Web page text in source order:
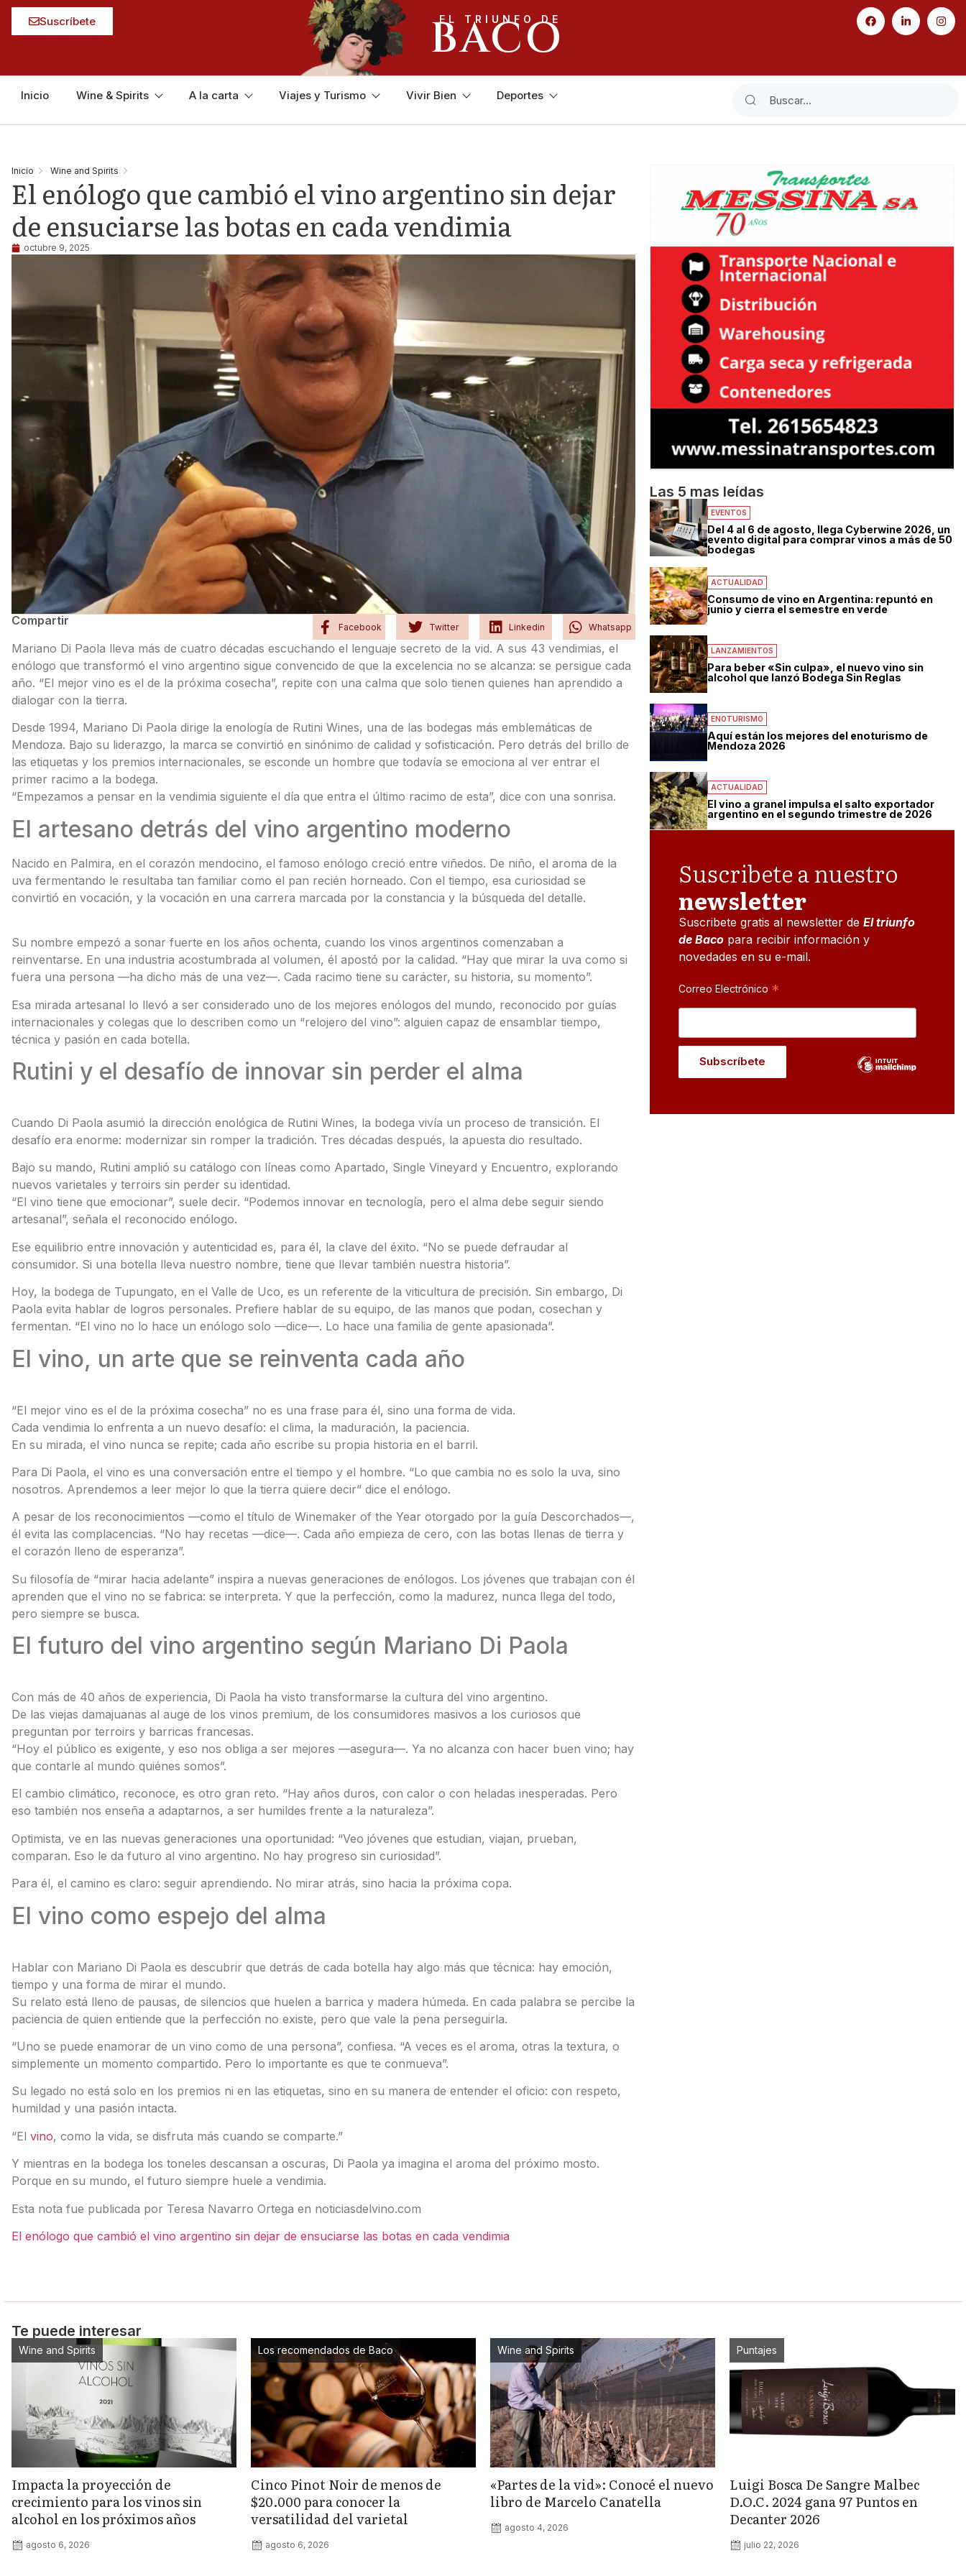
Suscríbete EL TRIUNFO DE
BACO
Inicio Wine & Spirits A la carta Viajes y Turismo Vivir Bien Deportes
Inicio Wine and Spirits
El enólogo que cambió el vino argentino sin dejar
de ensuciarse las botas en cada vendimia
octubre 9, 2025
Compartir Facebook Twitter Linkedin Whatsapp
Mariano Di Paola lleva más de cuatro décadas escuchando el lenguaje secreto de la vid. A sus 43 vendimias, el
enólogo que transformó el vino argentino sigue convencido de que la excelencia no se alcanza: se persigue cada
año. “El mejor vino es el de la próxima cosecha”, repite con una calma que solo tienen quienes han aprendido a
dialogar con la tierra.
Desde 1994, Mariano Di Paola dirige la enología de Rutini Wines, una de las bodegas más emblemáticas de
Mendoza. Bajo su liderazgo, la marca se convirtió en sinónimo de calidad y sofisticación. Pero detrás del brillo de
las etiquetas y los premios internacionales, se esconde un hombre que todavía se emociona al ver entrar el
primer racimo a la bodega.
“Empezamos a pensar en la vendimia siguiente el día que entra el último racimo de esta”, dice con una sonrisa.
El artesano detrás del vino argentino moderno
Nacido en Palmira, en el corazón mendocino, el famoso enólogo creció entre viñedos. De niño, el aroma de la
uva fermentando le resultaba tan familiar como el pan recién horneado. Con el tiempo, esa curiosidad se
convirtió en vocación, y la vocación en una carrera marcada por la constancia y la búsqueda del detalle.
Su nombre empezó a sonar fuerte en los años ochenta, cuando los vinos argentinos comenzaban a
reinventarse. En una industria acostumbrada al volumen, él apostó por la calidad. “Hay que mirar la uva como si
fuera una persona —ha dicho más de una vez—. Cada racimo tiene su carácter, su historia, su momento”.
Esa mirada artesanal lo llevó a ser considerado uno de los mejores enólogos del mundo, reconocido por guías
internacionales y colegas que lo describen como un “relojero del vino”: alguien capaz de ensamblar tiempo,
técnica y pasión en cada botella.
Rutini y el desafío de innovar sin perder el alma
Cuando Di Paola asumió la dirección enológica de Rutini Wines, la bodega vivía un proceso de transición. El
desafío era enorme: modernizar sin romper la tradición. Tres décadas después, la apuesta dio resultado.
Bajo su mando, Rutini amplió su catálogo con líneas como Apartado, Single Vineyard y Encuentro, explorando
nuevos varietales y terroirs sin perder su identidad.
“El vino tiene que emocionar”, suele decir. “Podemos innovar en tecnología, pero el alma debe seguir siendo
artesanal”, señala el reconocido enólogo.
Ese equilibrio entre innovación y autenticidad es, para él, la clave del éxito. “No se puede defraudar al
consumidor. Si una botella lleva nuestro nombre, tiene que llevar también nuestra historia”.
Hoy, la bodega de Tupungato, en el Valle de Uco, es un referente de la viticultura de precisión. Sin embargo, Di
Paola evita hablar de logros personales. Prefiere hablar de su equipo, de las manos que podan, cosechan y
fermentan. “El vino no lo hace un enólogo solo —dice—. Lo hace una familia de gente apasionada”.
El vino, un arte que se reinventa cada año
“El mejor vino es el de la próxima cosecha” no es una frase para él, sino una forma de vida.
Cada vendimia lo enfrenta a un nuevo desafío: el clima, la maduración, la paciencia.
En su mirada, el vino nunca se repite; cada año escribe su propia historia en el barril.
Para Di Paola, el vino es una conversación entre el tiempo y el hombre. “Lo que cambia no es solo la uva, sino
nosotros. Aprendemos a leer mejor lo que la tierra quiere decir” dice el enólogo.
A pesar de los reconocimientos —como el título de Winemaker of the Year otorgado por la guía Descorchados—,
él evita las complacencias. “No hay recetas —dice—. Cada año empieza de cero, con las botas llenas de tierra y
el corazón lleno de esperanza”.
Su filosofía de “mirar hacia adelante” inspira a nuevas generaciones de enólogos. Los jóvenes que trabajan con él
aprenden que el vino no se fabrica: se interpreta. Y que la perfección, como la madurez, nunca llega del todo,
pero siempre se busca.
El futuro del vino argentino según Mariano Di Paola
Con más de 40 años de experiencia, Di Paola ha visto transformarse la cultura del vino argentino.
De las viejas damajuanas al auge de los vinos premium, de los consumidores masivos a los curiosos que
preguntan por terroirs y barricas francesas.
“Hoy el público es exigente, y eso nos obliga a ser mejores —asegura—. Ya no alcanza con hacer buen vino; hay
que contarle al mundo quiénes somos”.
El cambio climático, reconoce, es otro gran reto. “Hay años duros, con calor o con heladas inesperadas. Pero
eso también nos enseña a adaptarnos, a ser humildes frente a la naturaleza”.
Optimista, ve en las nuevas generaciones una oportunidad: “Veo jóvenes que estudian, viajan, prueban,
comparan. Eso le da futuro al vino argentino. No hay progreso sin curiosidad”.
Para él, el camino es claro: seguir aprendiendo. No mirar atrás, sino hacia la próxima copa.
El vino como espejo del alma
Hablar con Mariano Di Paola es descubrir que detrás de cada botella hay algo más que técnica: hay emoción,
tiempo y una forma de mirar el mundo.
Su relato está lleno de pausas, de silencios que huelen a barrica y madera húmeda. En cada palabra se percibe la
paciencia de quien entiende que la perfección no existe, pero que vale la pena perseguirla.
“Uno se puede enamorar de un vino como de una persona”, confiesa. “A veces es el aroma, otras la textura, o
simplemente un momento compartido. Pero lo importante es que te conmueva”.
Su legado no está solo en los premios ni en las etiquetas, sino en su manera de entender el oficio: con respeto,
humildad y una pasión intacta.
“El vino, como la vida, se disfruta más cuando se comparte.”
Y mientras en la bodega los toneles descansan a oscuras, Di Paola ya imagina el aroma del próximo mosto.
Porque en su mundo, el futuro siempre huele a vendimia.
Esta nota fue publicada por Teresa Navarro Ortega en noticiasdelvino.com
El enólogo que cambió el vino argentino sin dejar de ensuciarse las botas en cada vendimia
Las 5 mas leídas
EVENTOS
Del 4 al 6 de agosto, llega Cyberwine 2026, un
evento digital para comprar vinos a más de 50
bodegas
ACTUALIDAD
Consumo de vino en Argentina: repuntó en
junio y cierra el semestre en verde
LANZAMIENTOS
Para beber «Sin culpa», el nuevo vino sin
alcohol que lanzó Bodega Sin Reglas
ENOTURISMO
Aquí están los mejores del enoturismo de
Mendoza 2026
ACTUALIDAD
El vino a granel impulsa el salto exportador
argentino en el segundo trimestre de 2026
Suscribete a nuestro
newsletter
Suscribete gratis al newsletter deEl triunfo
de Baco para recibir información y
novedades en su e-mail.
Correo Electrónico *
Te puede interesar
Wine and Spirits
Impacta la proyección de
crecimiento para los vinos sin
alcohol en los próximos años
agosto 6, 2026
Los recomendados de Baco
Cinco Pinot Noir de menos de
$20.000 para conocer la
versatilidad del varietal
agosto 6, 2026
Wine and Spirits
«Partes de la vid»: Conocé el nuevo
libro de Marcelo Canatella
agosto 4, 2026
Puntajes
Luigi Bosca De Sangre Malbec
D.O.C. 2024 gana 97 Puntos en
Decanter 2026
julio 22, 2026